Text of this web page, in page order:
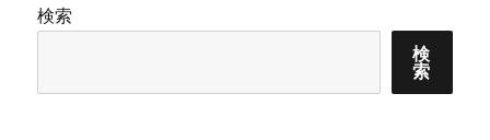
検索
検
索